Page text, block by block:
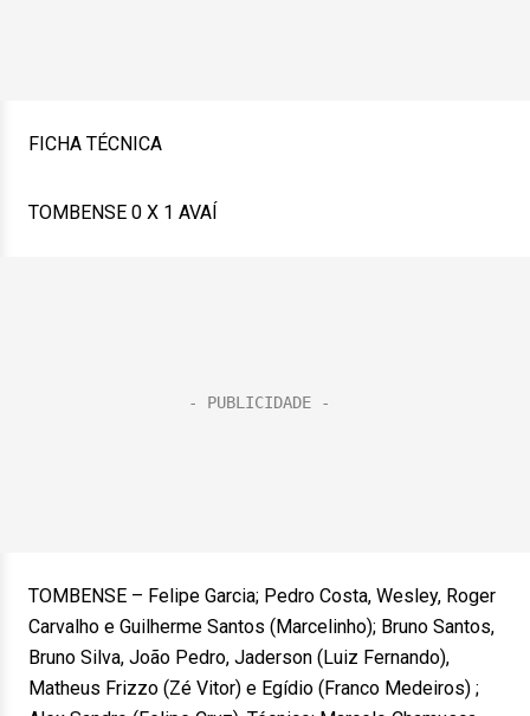
FICHA TÉCNICA
TOMBENSE 0 X 1 AVAÍ
TOMBENSE – Felipe Garcia; Pedro Costa, Wesley, Roger
Carvalho e Guilherme Santos (Marcelinho); Bruno Santos,
Bruno Silva, João Pedro, Jaderson (Luiz Fernando),
Matheus Frizzo (Zé Vitor) e Egídio (Franco Medeiros) ;